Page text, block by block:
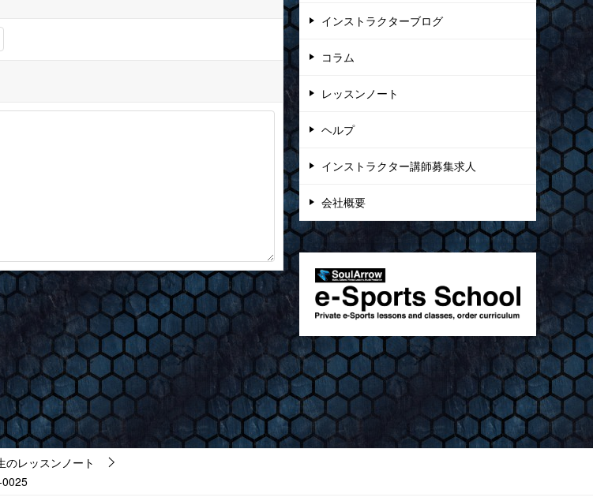
インストラクターブログ
コラム
レッスンノート
ヘルプ
インストラクター講師募集求人
会社概要
のレッスンノート
0025